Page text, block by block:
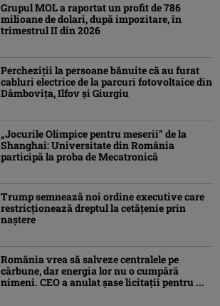
Grupul MOL a raportat un profit de 786
milioane de dolari, după impozitare, în
trimestrul II din 2026
Percheziţii la persoane bănuite că au furat
cabluri electrice de la parcuri fotovoltaice din
Dâmboviţa, Ilfov şi Giurgiu
„Jocurile Olimpice pentru meserii” de la
Shanghai: Universitate din România
participă la proba de Mecatronică
Trump semnează noi ordine executive care
restricţionează dreptul la cetăţenie prin
naştere
România vrea să salveze centralele pe
cărbune, dar energia lor nu o cumpără
nimeni. CEO a anulat șase licitații pentru ...